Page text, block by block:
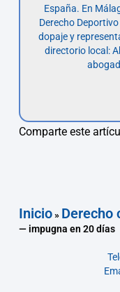
España. En
Derecho
dopaje y
directorio local:
Comparte este
Inicio» Derecho
— impugna en 20 días